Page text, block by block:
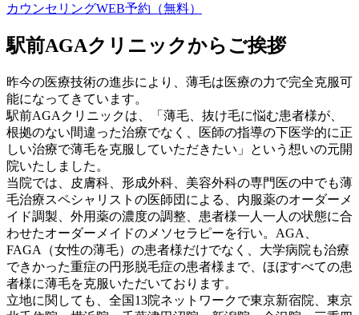
カウンセリングWEB予約（無料）
駅前AGAクリニックからご挨拶
昨今の医療技術の進歩により、薄毛は医療の力で完全克服可
能になってきています。
駅前AGAクリニックは、「薄毛、抜け毛に悩む患者様が、
根拠のない間違った治療でなく、医師の指導の下医学的に正
しい治療で薄毛を克服していただきたい」という想いの元開
院いたしました。
当院では、皮膚科、形成外科、美容外科の専門医の中でも薄
毛治療スペシャリストの医師団による、内服薬のオーダーメ
イド調製、外用薬の濃度の調整、患者様一人一人の状態に合
わせたオーダーメイドのメソセラピーを行い。AGA、
FAGA（女性の薄毛）の患者様だけでなく、大学病院も治療
できかった重症の円形脱毛症の患者様まで、ほぼすべての患
者様に薄毛を克服いただいております。
立地に関しても、全国13院ネットワークで東京新宿院、東京